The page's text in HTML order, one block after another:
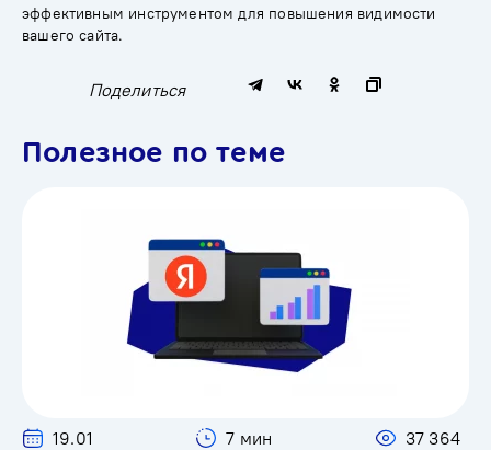
эффективным инструментом для повышения видимости
вашего сайта.
Поделиться
Полезное по теме
19.01 7 мин
37 364